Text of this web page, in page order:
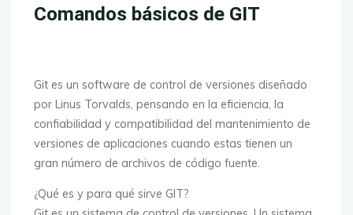
desbloqueados"
Comandos básicos de GIT
Git es un software de control de versiones diseñado
por Linus Torvalds, pensando en la eficiencia, la
confiabilidad y compatibilidad del mantenimiento de
versiones de aplicaciones cuando estas tienen un
gran número de archivos de código fuente.
¿Qué es y para qué sirve GIT?